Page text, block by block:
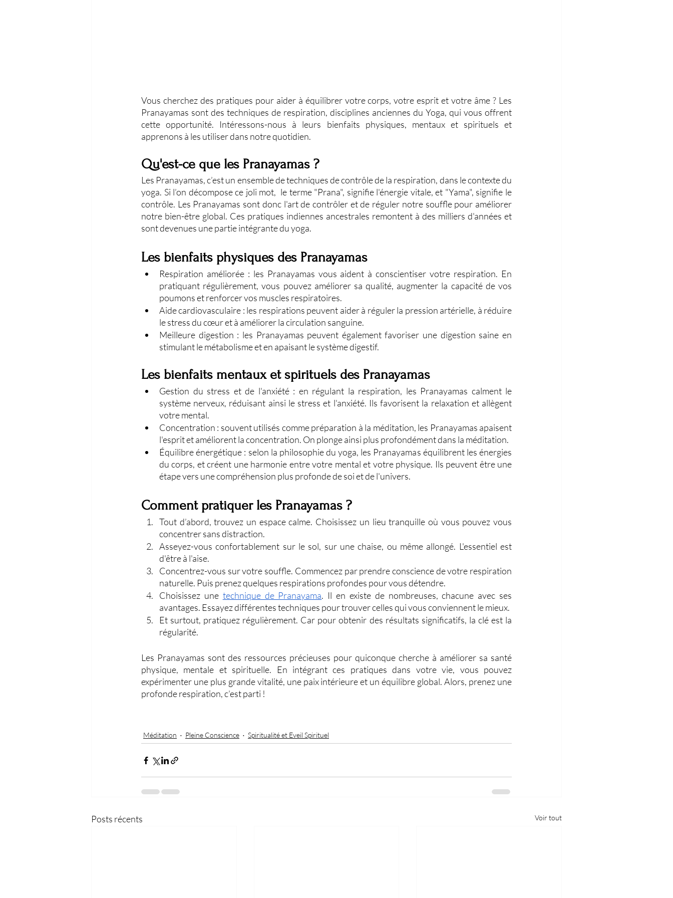
Vous cherchez des pratiques pour aider à équilibrer votre corps, votre esprit et votre âme ? Les
Pranayamas sont des techniques de respiration, disciplines anciennes du Yoga, qui vous offrent
cette opportunité. Intéressons-nous à leurs bienfaits physiques, mentaux et spirituels et
apprenons à les utiliser dans notre quotidien.
Qu'est-ce que les Pranayamas ?
Les Pranayamas, c’est un ensemble de techniques de contrôle de la respiration, dans le contexte du
yoga. Si l’on décompose ce joli mot,  le terme "Prana", signifie l'énergie vitale, et "Yama", signifie le
contrôle. Les Pranayamas sont donc l'art de contrôler et de réguler notre souffle pour améliorer
notre bien-être global. Ces pratiques indiennes ancestrales remontent à des milliers d'années et
sont devenues une partie intégrante du yoga.
Les bienfaits physiques des Pranayamas
Respiration améliorée : les Pranayamas vous aident à conscientiser votre respiration. En
pratiquant régulièrement, vous pouvez améliorer sa qualité, augmenter la capacité de vos
poumons et renforcer vos muscles respiratoires.
Aide cardiovasculaire : les respirations peuvent aider à réguler la pression artérielle, à réduire
le stress du cœur et à améliorer la circulation sanguine.
Meilleure digestion : les Pranayamas peuvent également favoriser une digestion saine en
stimulant le métabolisme et en apaisant le système digestif.
Les bienfaits mentaux et spirituels des Pranayamas
Gestion du stress et de l'anxiété : en régulant la respiration, les Pranayamas calment le
système nerveux, réduisant ainsi le stress et l'anxiété. Ils favorisent la relaxation et allègent
votre mental.
Concentration : souvent utilisés comme préparation à la méditation, les Pranayamas apaisent
l'esprit et améliorent la concentration. On plonge ainsi plus profondément dans la méditation.
Équilibre énergétique : selon la philosophie du yoga, les Pranayamas équilibrent les énergies
du corps, et créent une harmonie entre votre mental et votre physique. Ils peuvent être une
étape vers une compréhension plus profonde de soi et de l'univers.
Comment pratiquer les Pranayamas ?
Tout d’abord, trouvez un espace calme. Choisissez un lieu tranquille où vous pouvez vous
concentrer sans distraction.
Asseyez-vous confortablement sur le sol, sur une chaise, ou même allongé. L'essentiel est
d'être à l'aise.
Concentrez-vous sur votre souffle. Commencez par prendre conscience de votre respiration
naturelle. Puis prenez quelques respirations profondes pour vous détendre.
Choisissez une technique de Pranayama. Il en existe de nombreuses, chacune avec ses
avantages. Essayez différentes techniques pour trouver celles qui vous conviennent le mieux.
Et surtout, pratiquez régulièrement. Car pour obtenir des résultats significatifs, la clé est la
régularité.
Les Pranayamas sont des ressources précieuses pour quiconque cherche à améliorer sa santé
physique, mentale et spirituelle. En intégrant ces pratiques dans votre vie, vous pouvez
expérimenter une plus grande vitalité, une paix intérieure et un équilibre global. Alors, prenez une
profonde respiration, c’est parti !
Méditation Pleine Conscience Spiritualité et Eveil Spirituel
Posts récents Voir tout